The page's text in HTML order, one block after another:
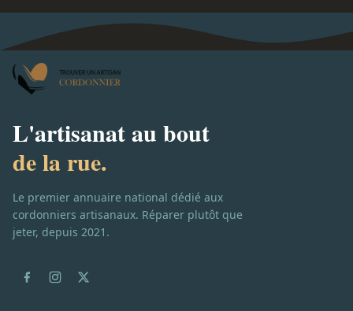
L'artisanat au bout
de la rue.
Le premier annuaire national dédié aux
cordonniers artisanaux. Réparer plutôt que
jeter, depuis 2021.